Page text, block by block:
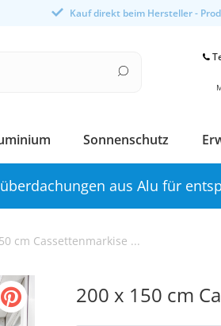
Kauf direkt beim Hersteller -
Sonnenschutz
aus Alu für
cm Cassettenmarkise ...
200 x 150 cm